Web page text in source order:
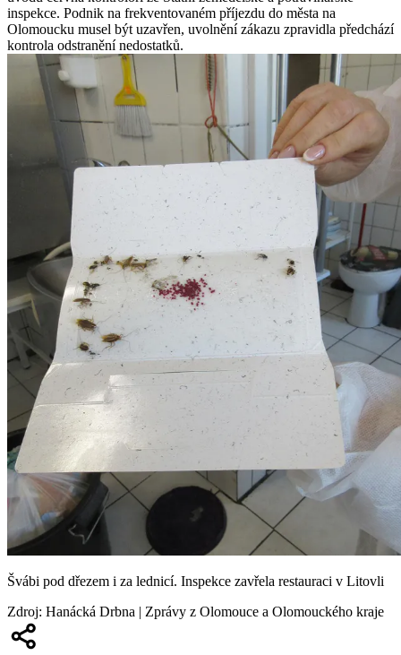
inspekce. Podnik na frekventovaném příjezdu do města na
Olomoucku musel být uzavřen, uvolnění zákazu zpravidla předchází
kontrola odstranění nedostatků.
Švábi pod dřezem i za lednicí. Inspekce zavřela restauraci v Litovli
Zdroj: Hanácká Drbna | Zprávy z Olomouce a Olomouckého kraje